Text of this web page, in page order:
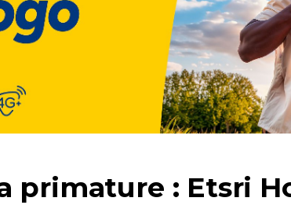
primature : Etsri